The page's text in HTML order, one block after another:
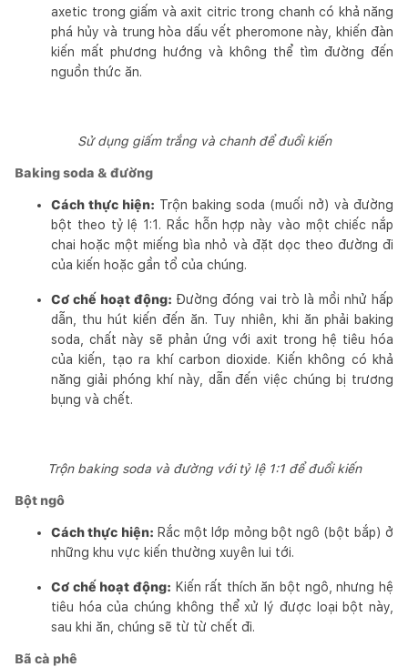
axetic trong giấm và axit citric trong chanh có khả năng
phá hủy và trung hòa dấu vết pheromone này, khiến đàn
kiến mất phương hướng và không thể tìm đường đến
nguồn thức ăn.
Sử dụng giấm trắng và chanh để đuổi kiến
Baking soda & đường
Cách thực hiện: Trộn baking soda (muối nở) và đường
bột theo tỷ lệ 1:1. Rắc hỗn hợp này vào một chiếc nắp
chai hoặc một miếng bìa nhỏ và đặt dọc theo đường đi
của kiến hoặc gần tổ của chúng.
Cơ chế hoạt động: Đường đóng vai trò là mồi nhử hấp
dẫn, thu hút kiến đến ăn. Tuy nhiên, khi ăn phải baking
soda, chất này sẽ phản ứng với axit trong hệ tiêu hóa
của kiến, tạo ra khí carbon dioxide. Kiến không có khả
năng giải phóng khí này, dẫn đến việc chúng bị trương
bụng và chết.
Trộn baking soda và đường với tỷ lệ 1:1 để đuổi kiến
Bột ngô
Cách thực hiện: Rắc một lớp mỏng bột ngô (bột bắp) ở
những khu vực kiến thường xuyên lui tới.
Cơ chế hoạt động: Kiến rất thích ăn bột ngô, nhưng hệ
tiêu hóa của chúng không thể xử lý được loại bột này,
sau khi ăn, chúng sẽ từ từ chết đi.
Bã cà phê